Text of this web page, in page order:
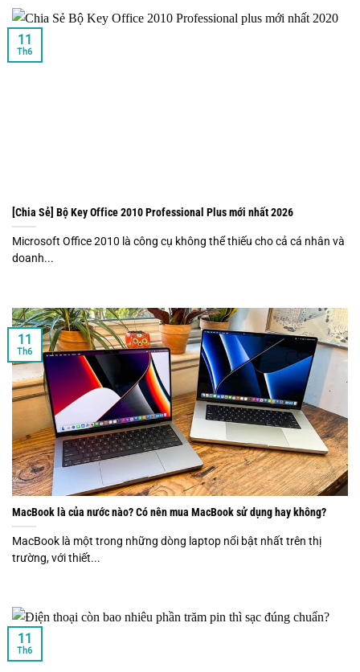
[Chia Sẻ] Bộ Key Office 2010 Professional Plus mới nhất 2026
Microsoft Office 2010 là công cụ không thể thiếu cho cả cá nhân và
doanh...
11
Th6
MacBook là của nước nào? Có nên mua MacBook sử dụng hay không?
MacBook là một trong những dòng laptop nổi bật nhất trên thị
trường, với thiết...
11
Th6
11
Th6